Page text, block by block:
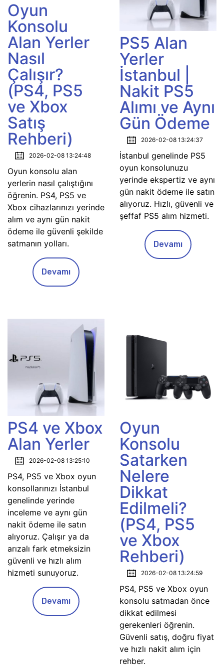
Oyun
Konsolu
Alan Yerler
Nasıl
Çalışır?
(PS4, PS5
ve Xbox
Satış
Rehberi)
2026-02-08 13:24:48
Oyun konsolu alan
yerlerin nasıl çalıştığını
öğrenin. PS4, PS5 ve
Xbox cihazlarınızı yerinde
alım ve aynı gün nakit
ödeme ile güvenli şekilde
satmanın yolları.
Devamı
PS5 Alan
Yerler
İstanbul |
Nakit PS5
Alımı ve Aynı
Gün Ödeme
2026-02-08 13:24:37
İstanbul genelinde PS5
oyun konsolunuzu
yerinde ekspertiz ve aynı
gün nakit ödeme ile satın
alıyoruz. Hızlı, güvenli ve
şeffaf PS5 alım hizmeti.
Devamı
PS4 ve Xbox
Alan Yerler
2026-02-08 13:25:10
PS4, PS5 ve Xbox oyun
konsollarınızı İstanbul
genelinde yerinde
inceleme ve aynı gün
nakit ödeme ile satın
alıyoruz. Çalışır ya da
arızalı fark etmeksizin
güvenli ve hızlı alım
hizmeti sunuyoruz.
Devamı
Oyun
Konsolu
Satarken
Nelere
Dikkat
Edilmeli?
(PS4, PS5
ve Xbox
Rehberi)
2026-02-08 13:24:59
PS4, PS5 ve Xbox oyun
konsolu satmadan önce
dikkat edilmesi
gerekenleri öğrenin.
Güvenli satış, doğru fiyat
ve hızlı nakit alım için
rehber.